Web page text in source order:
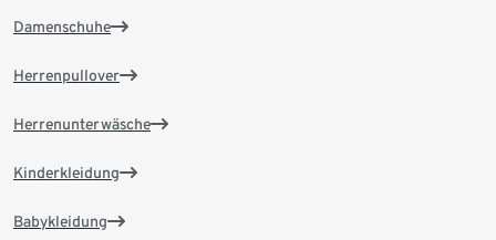
Damenschuhe
Herrenpullover
Herrenunterwäsche
Kinderkleidung
Babykleidung